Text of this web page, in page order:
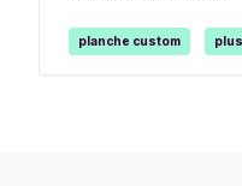
planche custom